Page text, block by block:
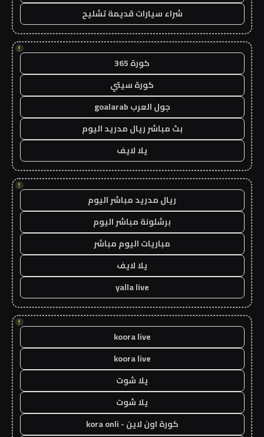
شراء سيارات قديمة تشليح
!
كورة 365
كورة سيتي
جول العرب goalarab
بث مباشر ريال مدريد اليوم
يلا لايف
!
ريال مدريد مباشر اليوم
برشلونة مباشر اليوم
مباريات اليوم مباشر
يلا لايف
yalla live
!
koora live
koora live
يلا شوت
يلا شوت
كورة اون لاين - kora onli